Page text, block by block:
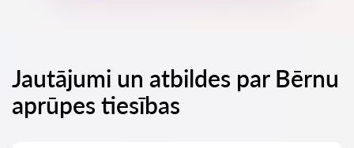
Jautājumi un atbildes par Bērnu
aprūpes tiesības